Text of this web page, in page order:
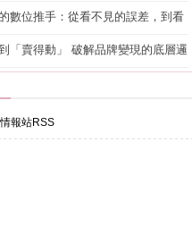
數位推手：從看不見的誤差，到看
「賣得動」 破解品牌變現的底層邏
報站RSS